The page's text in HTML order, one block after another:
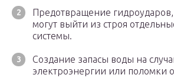
Предотвращение
могут выйти из строя
системы.
Создание запасы воды на
электроэнергии или поломки